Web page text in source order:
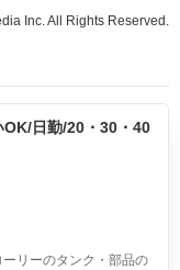
Inc. All Rights Reserved.
日勤/20・30・40
リーのタンク・部品の